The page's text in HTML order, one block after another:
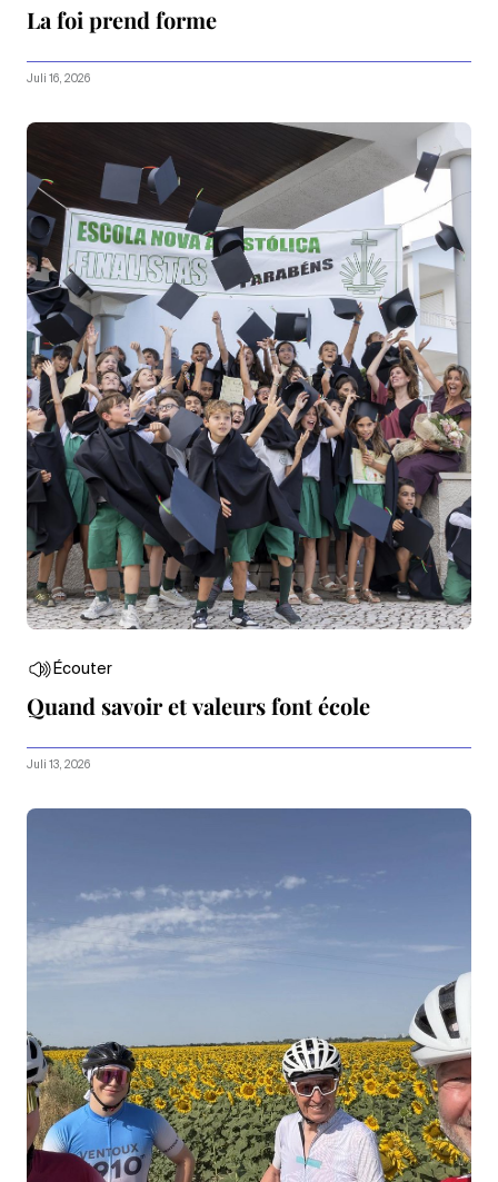
La foi prend forme
Juli 16, 2026
Écouter
Quand savoir et valeurs font école
Juli 13, 2026